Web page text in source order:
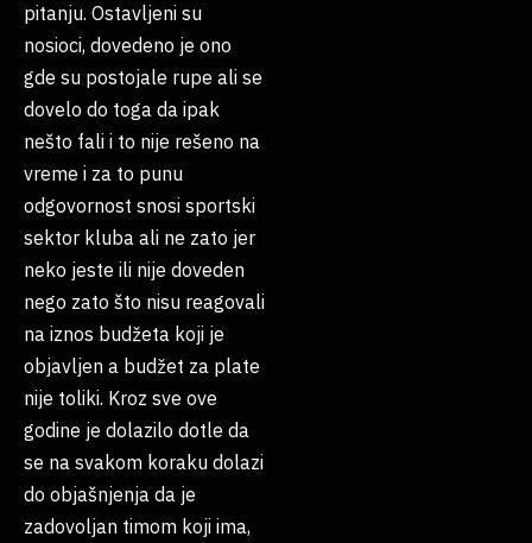
pitanju. Ostavljeni su
nosioci, dovedeno je ono
gde su postojale rupe ali se
dovelo do toga da ipak
nešto fali i to nije rešeno na
vreme i za to punu
odgovornost snosi sportski
sektor kluba ali ne zato jer
neko jeste ili nije doveden
nego zato što nisu reagovali
na iznos budžeta koji je
objavljen a budžet za plate
nije toliki. Kroz sve ove
godine je dolazilo dotle da
se na svakom koraku dolazi
do objašnjenja da je
zadovoljan timom koji ima,